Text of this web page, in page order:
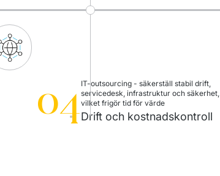
04Drift och kostnadskontroll
IT-outsourcing - säkerställ stabil drift,
servicedesk, infrastruktur och säkerhet,
vilket frigör tid för värde